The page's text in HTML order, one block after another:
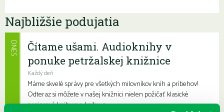
Najbližšie podujatia
Čítame ušami. Audioknihy v
ponuke petržalskej knižnice
Každý deň
Máme skvelé správy pre všetkých milovníkov kníh a príbehov!
Odteraz si môžete v našej knižnici nielen požičať klasické
papierové knihy a e-knihy, a...
DNES